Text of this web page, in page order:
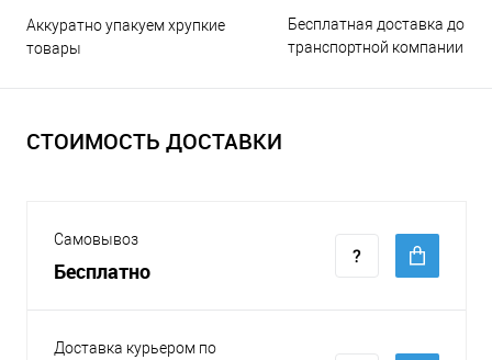
Аккуратно упакуем хрупкие
товары
Бесплатная доставка до
транспортной компании
СТОИМОСТЬ ДОСТАВКИ
Самовывоз
Бесплатно
Доставка курьером по